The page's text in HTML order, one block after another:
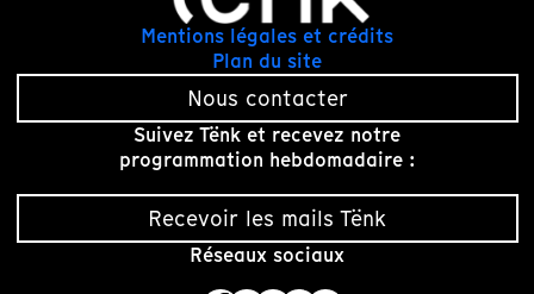
Mentions légales et crédits
Plan du site
Nous contacter
Suivez Tënk et recevez notre
programmation hebdomadaire :
Recevoir les mails Tënk
Réseaux sociaux